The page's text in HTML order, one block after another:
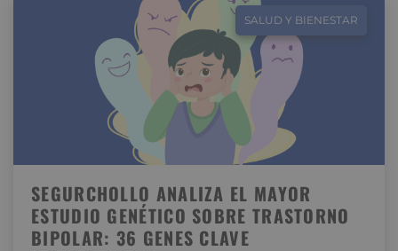
SALUD Y BIENESTAR
SEGURCHOLLO ANALIZA EL MAYOR
ESTUDIO GENÉTICO SOBRE TRASTORNO
BIPOLAR: 36 GENES CLAVE